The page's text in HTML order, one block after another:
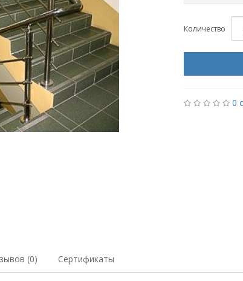
Количество
0
(0) Сертификаты